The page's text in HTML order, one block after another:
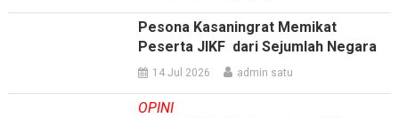
Pesona Kasaningrat Memikat
Peserta JIKF dari Sejumlah Negara
14 Jul 2026 admin satu
OPINI